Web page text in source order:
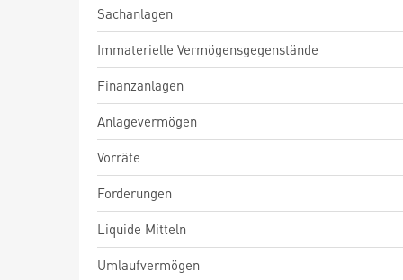
Sachanlagen
Immaterielle Vermögensgegenstände
Finanzanlagen
Anlagevermögen
Vorräte
Forderungen
Liquide Mitteln
Umlaufvermögen